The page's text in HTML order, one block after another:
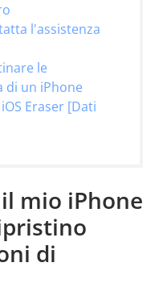
l'assistenza
le
di un iPhone
Eraser [Dati
mio iPhone
di